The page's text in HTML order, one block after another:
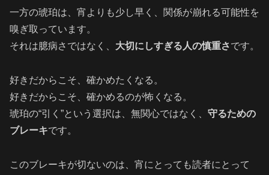
一方の琥珀は、宵よりも少し早く、関係が崩れる可能性を
嗅ぎ取っています。
それは臆病さではなく、 大切にしすぎる人の慎重さです。
好きだからこそ、確かめたくなる。
好きだからこそ、確かめるのが怖くなる。
琥珀の“引く”という選択は、無関心ではなく、 守るための
ブレーキです。
このブレーキが切ないのは、宵にとっても読者にとって